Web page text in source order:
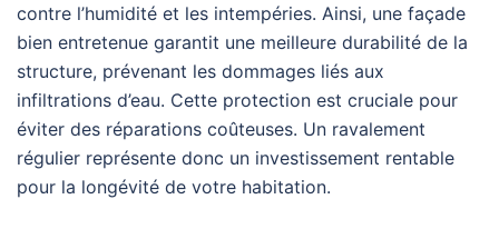
contre l’humidité et les intempéries. Ainsi, une façade
bien entretenue garantit une meilleure durabilité de la
structure, prévenant les dommages liés aux
infiltrations d’eau. Cette protection est cruciale pour
éviter des réparations coûteuses. Un ravalement
régulier représente donc un investissement rentable
pour la longévité de votre habitation.